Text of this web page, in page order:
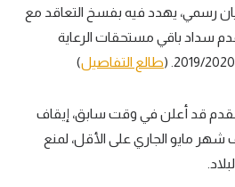
رسمي، يهدد فيه بفسخ التعاقد مع
سداد باقي مستحقات الرعاية
طالع التفاصيل)
القدم قد أعلن في وقت سابق، إيقاف
مايو الجاري على الأقل، لمنع